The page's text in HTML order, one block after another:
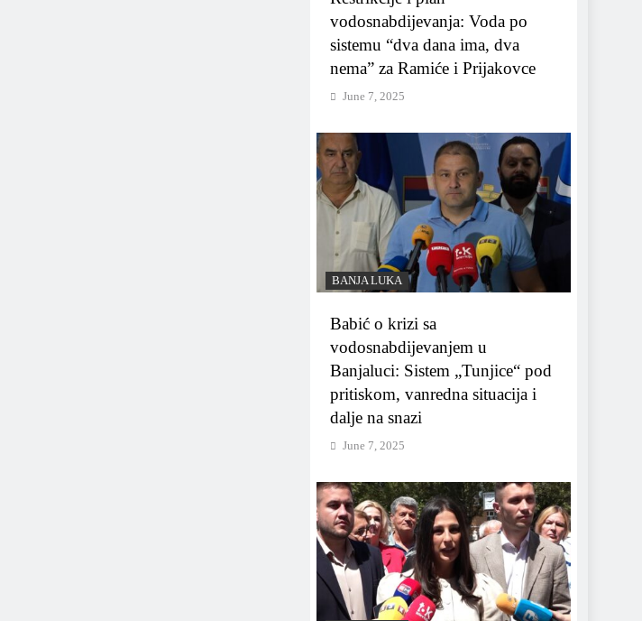
vodosnabdijevanja: Voda po
sistemu “dva dana ima, dva
nema” za Ramiće i Prijakovce
June 7, 2025
BANJA LUKA
Babić o krizi sa
vodosnabdijevanjem u
Banjaluci: Sistem „Tunjice“ pod
pritiskom, vanredna situacija i
dalje na snazi
June 7, 2025